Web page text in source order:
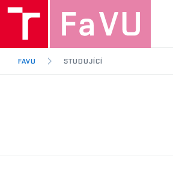
FAVU STUDUJÍCÍ